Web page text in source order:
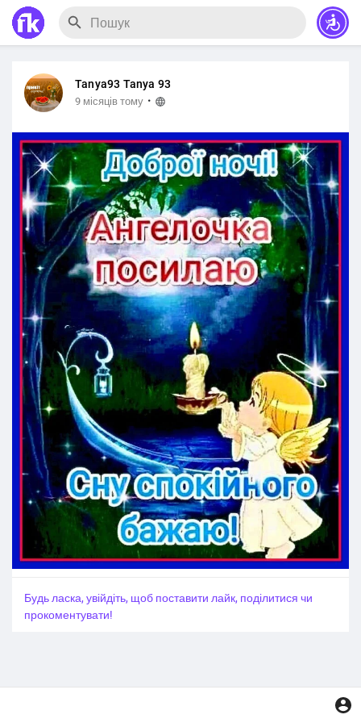
Tanya93 Tanya 93
9 місяців тому ·
Будь ласка, увійдіть, щоб поставити лайк, поділитися чи
прокоментувати!